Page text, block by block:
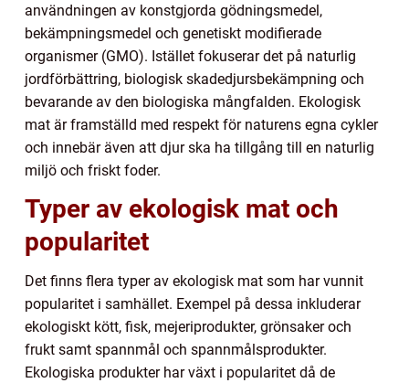
användningen av konstgjorda gödningsmedel,
bekämpningsmedel och genetiskt modifierade
organismer (GMO). Istället fokuserar det på naturlig
jordförbättring, biologisk skadedjursbekämpning och
bevarande av den biologiska mångfalden. Ekologisk
mat är framställd med respekt för naturens egna cykler
och innebär även att djur ska ha tillgång till en naturlig
miljö och friskt foder.
Typer av ekologisk mat och
popularitet
Det finns flera typer av ekologisk mat som har vunnit
popularitet i samhället. Exempel på dessa inkluderar
ekologiskt kött, fisk, mejeriprodukter, grönsaker och
frukt samt spannmål och spannmålsprodukter.
Ekologiska produkter har växt i popularitet då de